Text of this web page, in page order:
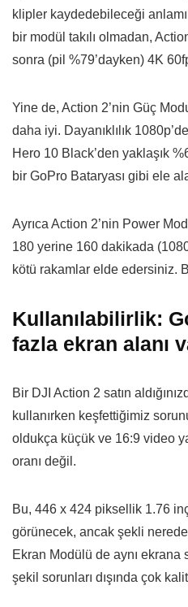
klipler kaydedebileceği
bir modül takılı olmadan,
sonra (pil %79’dayken) 4K
Yine de, Action 2’nin Güç
daha iyi. Dayanıklılık
Hero 10 Black’den yaklaşık
bir GoPro Bataryası gibi ele
Ayrıca Action 2’nin Power
180 yerine 160 dakikada
kötü rakamlar elde edersiniz.
Kullanılabilirlik:
fazla ekran alanı
Bir DJI Action 2 satın
kullanırken keşfettiğimiz
oldukça küçük ve 16:9 video
oranı değil.
Bu, 446 x 424 piksellik 1.76
görünecek, ancak şekli
Ekran Modülü de aynı
şekil sorunları dışında çok